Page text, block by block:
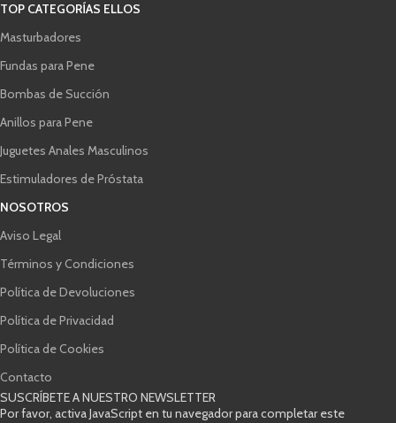
TOP CATEGORÍAS ELLOS
Masturbadores
Fundas para Pene
Bombas de Succión
Anillos para Pene
Juguetes Anales Masculinos
Estimuladores de Próstata
NOSOTROS
Aviso Legal
Términos y Condiciones
Política de Devoluciones
Política de Privacidad
Política de Cookies
Contacto
SUSCRÍBETE A NUESTRO NEWSLETTER
Por favor, activa JavaScript en tu navegador para completar este